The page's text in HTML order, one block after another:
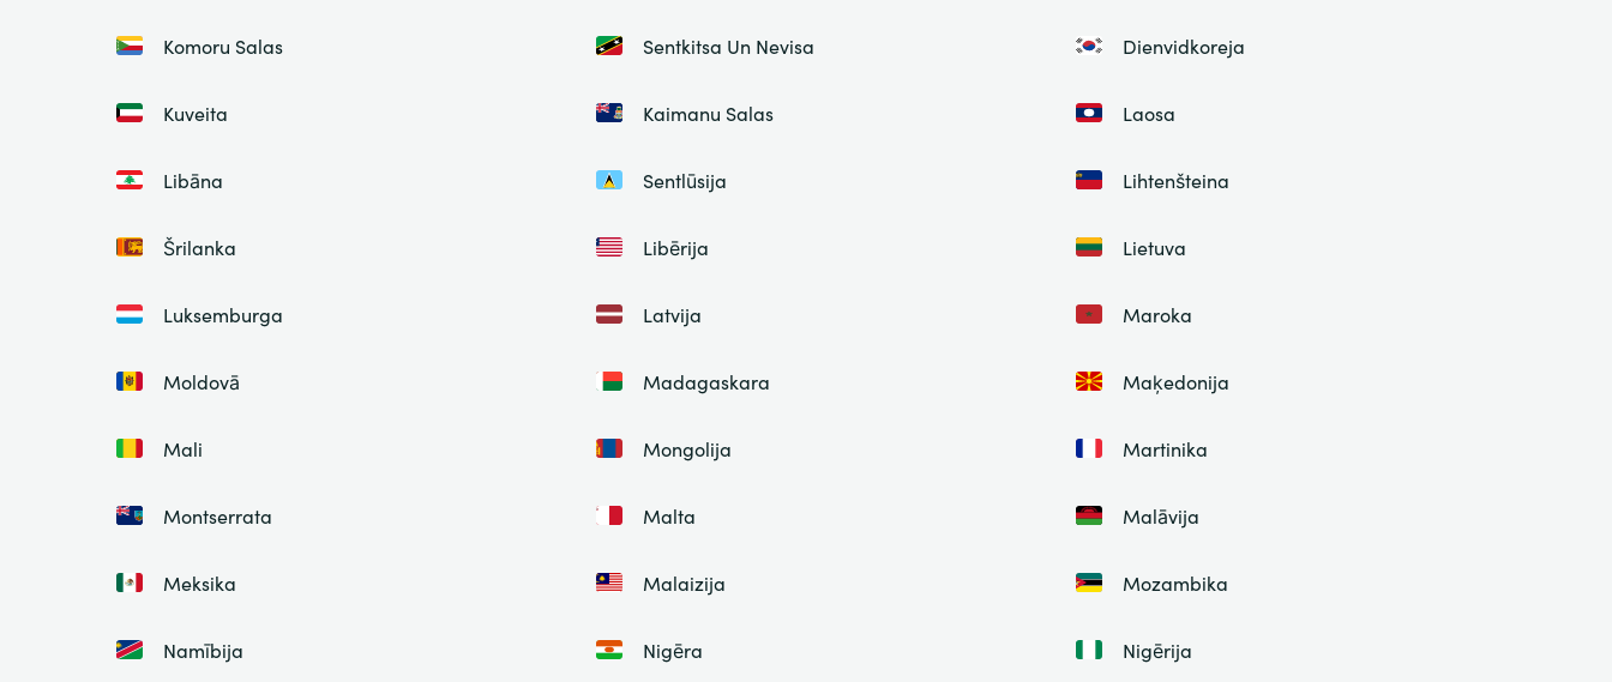
Komoru Salas Sentkitsa Un Nevisa Dienvidkoreja
Kuveita Kaimanu Salas Laosa
Libāna Sentlūsija Lihtenšteina
Šrilanka Libērija Lietuva
Luksemburga Latvija Maroka
Moldovā Madagaskara Maķedonija
Mali Mongolija Martinika
Montserrata Malta Malāvija
Meksika Malaizija Mozambika
Namībija Nigēra Nigērija